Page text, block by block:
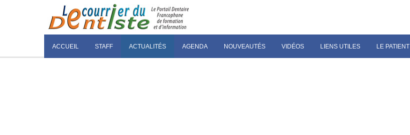
ACCUEIL STAFF ACTUALITÉS AGENDA NOUVEAUTÉS VIDÉOS LIENS UTILES LE PATIENT